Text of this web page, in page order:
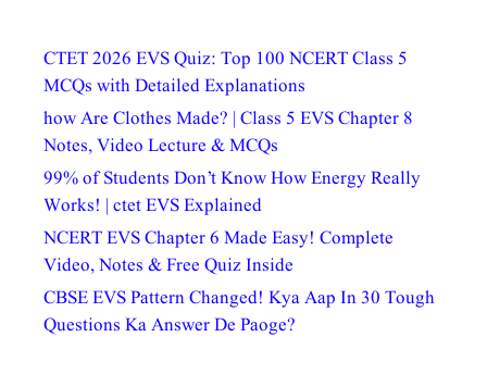
CTET 2026 EVS Quiz: Top 100 NCERT Class 5
MCQs with Detailed Explanations
how Are Clothes Made? | Class 5 EVS Chapter 8
Notes, Video Lecture & MCQs
99% of Students Don’t Know How Energy Really
Works! | ctet EVS Explained
NCERT EVS Chapter 6 Made Easy! Complete
Video, Notes & Free Quiz Inside
CBSE EVS Pattern Changed! Kya Aap In 30 Tough
Questions Ka Answer De Paoge?